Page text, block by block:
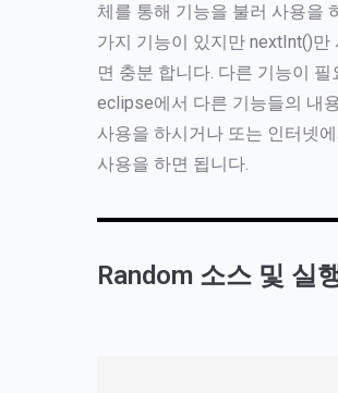
체를 통해 기능을 불러 사용을
가지 기능이 있지만 nextInt()만
면 충분 합니다. 다른 기능이
eclipse에서 다른 기능들의 내
사용을 하시거나 또는 인터넷
사용을 하면 됩니다.
Random 소스 및 실